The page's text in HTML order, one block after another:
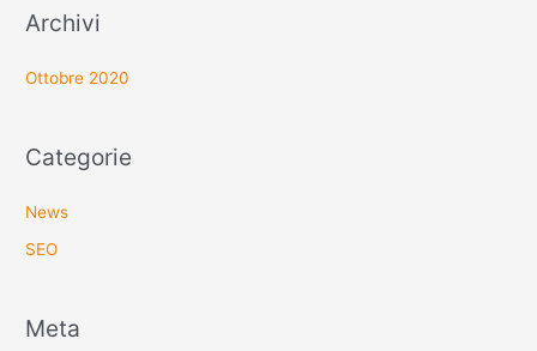
Archivi
Ottobre 2020
Categorie
News
SEO
Meta